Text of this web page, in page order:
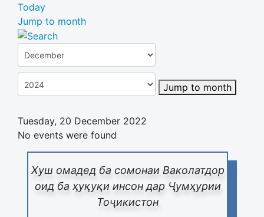
Хуш омадед ба сомонаи Ваколатдор
оид ба ҳуқуқи инсон дар Ҷумҳурии
Тоҷикистон
Today
Jump to month
Jump to month
Tuesday, 20 December 2022
No events were found